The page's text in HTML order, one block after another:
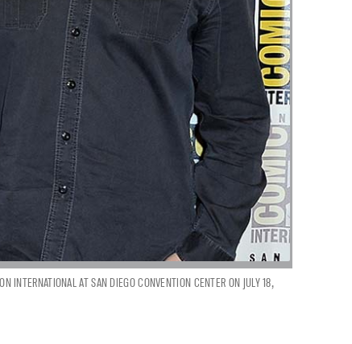
INTERNATIONAL AT SAN DIEGO CONVENTION CENTER ON JULY 18,